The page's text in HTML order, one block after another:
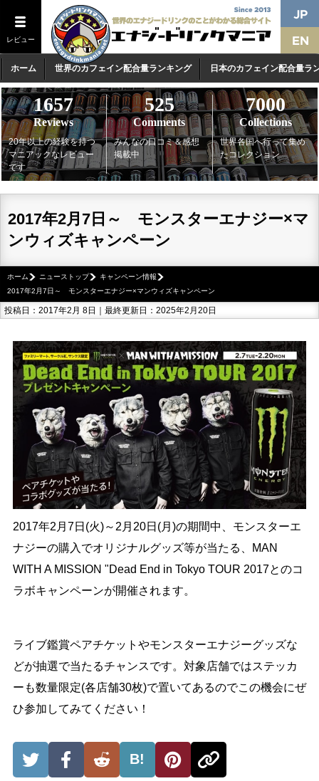
レビュー
ホーム 世界のカフェイン配合量ランキング 日本のカフェイン配合量ラ
1657
Reviews
20年以上の経験を持つ
マニアックなレビュー
です
525
Comments
みんなの口コミ＆感想
掲載中
7000
Collections
世界各国へ行って集め
たコレクション
2017年2月7日～ モンスターエナジー×マ
ンウィズキャンペーン
ホーム ニューストップ
キャンペーン情報
2017年2月7日～ モンスターエナジー×マンウィズキャンペーン
投稿日：2017年2月 8日｜最終更新日：2025年2月20日
2017年2月7日(火)～2月20日(月)の期間中、モンスターエ
ナジーの購入でオリジナルグッズ等が当たる、MAN
WITH A MISSION "Dead End in Tokyo TOUR 2017とのコ
ラボキャンペーンが開催されます。
ライブ鑑賞ペアチケットやモンスターエナジーグッズな
どが抽選で当たるチャンスです。対象店舗ではステッカ
ーも数量限定(各店舗30枚)で置いてあるのでこの機会にぜ
ひ参加してみてください！
B!